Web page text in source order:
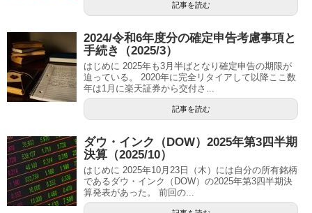
記事を読む
2024/令和6年度分の確定申告考慮事項と
手続き（2025/3）
はじめに 2025年も3月半ばとなり確定申告の期限が
迫っている。 2020年に完全リタイアして以降ここ数
年は1月に楽天証券から交付さ...
記事を読む
ダウ・インク（DOW）2025年第3四半期
決算（2025/10）
はじめに 2025年10月23日（木）には自分の所有銘柄
であるダウ・インク（DOW）の2025年第3四半期決
算発表があった。 前回の...